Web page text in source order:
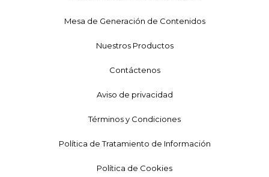
Mesa de Generación de Contenidos
Nuestros Productos
Contáctenos
Aviso de privacidad
Términos y Condiciones
Política de Tratamiento de Información
Política de Cookies